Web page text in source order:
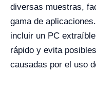
diversas muestras,
gama de
incluir un PC
rápido y evita
causadas por el uso